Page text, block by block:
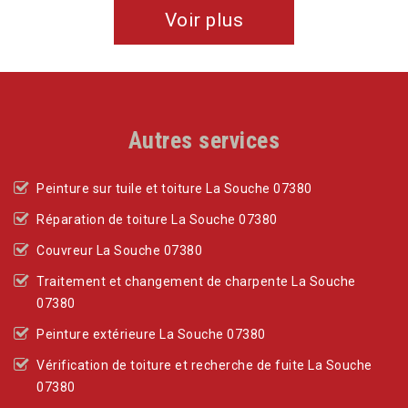
Voir plus
Autres services
Peinture sur tuile et toiture La Souche 07380
Réparation de toiture La Souche 07380
Couvreur La Souche 07380
Traitement et changement de charpente La Souche
07380
Peinture extérieure La Souche 07380
Vérification de toiture et recherche de fuite La Souche
07380